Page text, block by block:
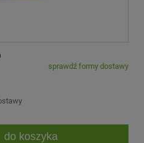
kosztów płatnościsprawdź formy dostawy
do koszyka